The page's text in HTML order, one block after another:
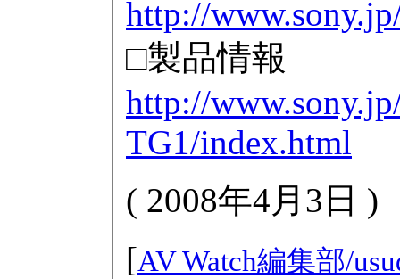
http://
□製品情報
http://
TG1/index.html
( 2008年4月3日 )
[AV Watch編集部/